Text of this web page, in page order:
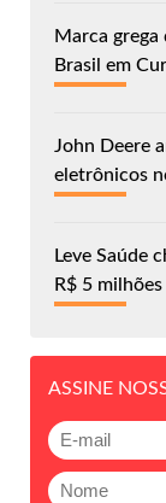
Marca
Brasil em
John Deere
eletrônicos
Leve Saúde
R$ 5 milhões
ASSINE